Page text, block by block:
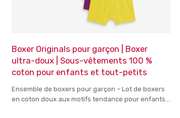
Boxer Originals pour garçon | Boxer
ultra-doux | Sous-vêtements 100 %
coton pour enfants et tout-petits
Ensemble de boxers pour garçon – Lot de boxers
en coton doux aux motifs tendance pour enfants